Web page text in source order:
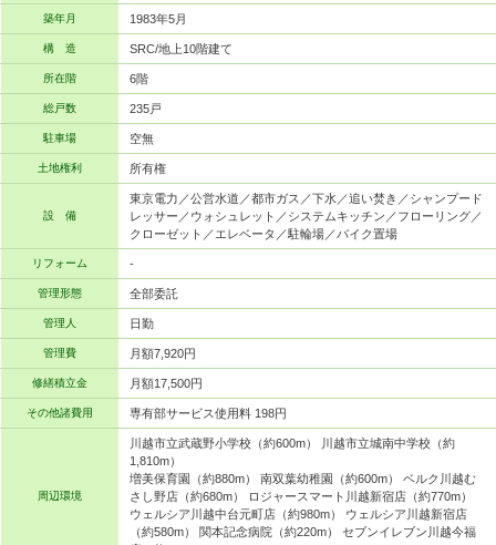
築年月 1983年5月
構 造 SRC/地上10階建て
所在階 6階
総戸数 235戸
駐車場 空無
土地権利 所有権
設 備
東京電力／公営水道／都市ガス／下水／追い焚き／シャンプード
レッサー／ウォシュレット／システムキッチン／フローリング／
クローゼット／エレベータ／駐輪場／バイク置場
リフォーム -
管理形態 全部委託
管理人 日勤
管理費 月額7,920円
修繕積立金 月額17,500円
その他諸費用 専有部サービス使用料 198円
周辺環境
川越市立武蔵野小学校（約600m） 川越市立城南中学校（約
1,810m）
増美保育園（約880m） 南双葉幼稚園（約600m） ベルク川越む
さし野店（約680m） ロジャースマート川越新宿店（約770m）
ウェルシア川越中台元町店（約980m） ウェルシア川越新宿店
（約580m） 関本記念病院（約220m） セブンイレブン川越今福